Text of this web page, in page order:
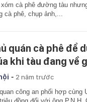
cà phê đường tàu
cà phê, chụp ảnh,...
quán cà phê để
khi tàu đang về
- 2 năm trước
công an phối hợp cùng